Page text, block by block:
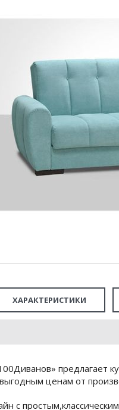
ХАРАКТЕРИСТИКИ
предлагает
ценам от
с